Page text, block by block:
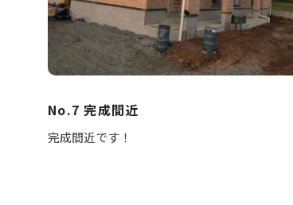
No.7 完成間近
完成間近です！